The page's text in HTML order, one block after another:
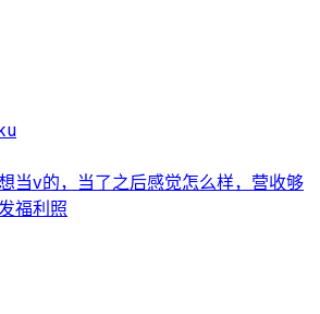
当v的，当了之后感觉怎么样，营收够
福利照